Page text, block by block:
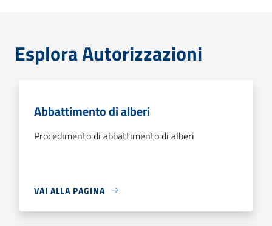
Esplora Autorizzazioni
Abbattimento di alberi
Procedimento di abbattimento di alberi
VAI ALLA PAGINA